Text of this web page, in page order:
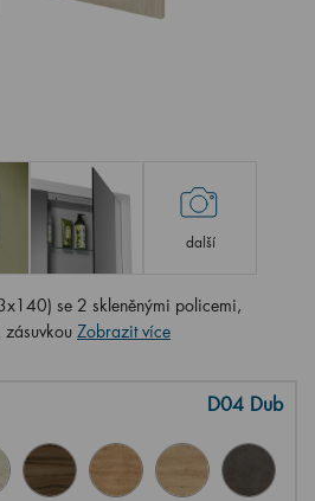
další
se 2 skleněnými policemi,
zásuvkou Zobrazit více
D04 Dub